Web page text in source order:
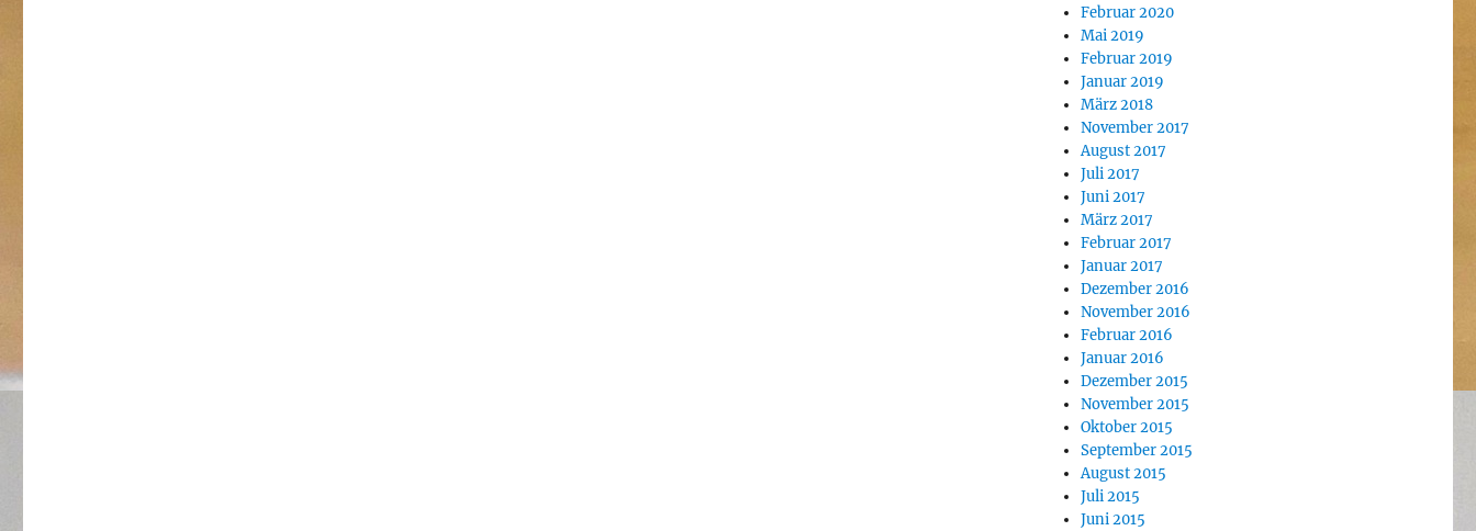
Februar 2020
Mai 2019
Februar 2019
Januar 2019
März 2018
November 2017
August 2017
Juli 2017
Juni 2017
März 2017
Februar 2017
Januar 2017
Dezember 2016
November 2016
Februar 2016
Januar 2016
Dezember 2015
November 2015
Oktober 2015
September 2015
August 2015
Juli 2015
Juni 2015